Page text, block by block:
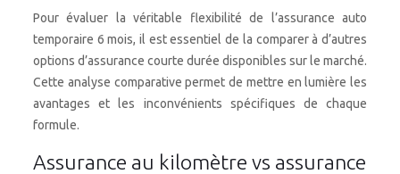
Pour évaluer la véritable flexibilité de l’assurance auto
temporaire 6 mois, il est essentiel de la comparer à d’autres
options d’assurance courte durée disponibles sur le marché.
Cette analyse comparative permet de mettre en lumière les
avantages et les inconvénients spécifiques de chaque
formule.
Assurance au kilomètre vs assurance